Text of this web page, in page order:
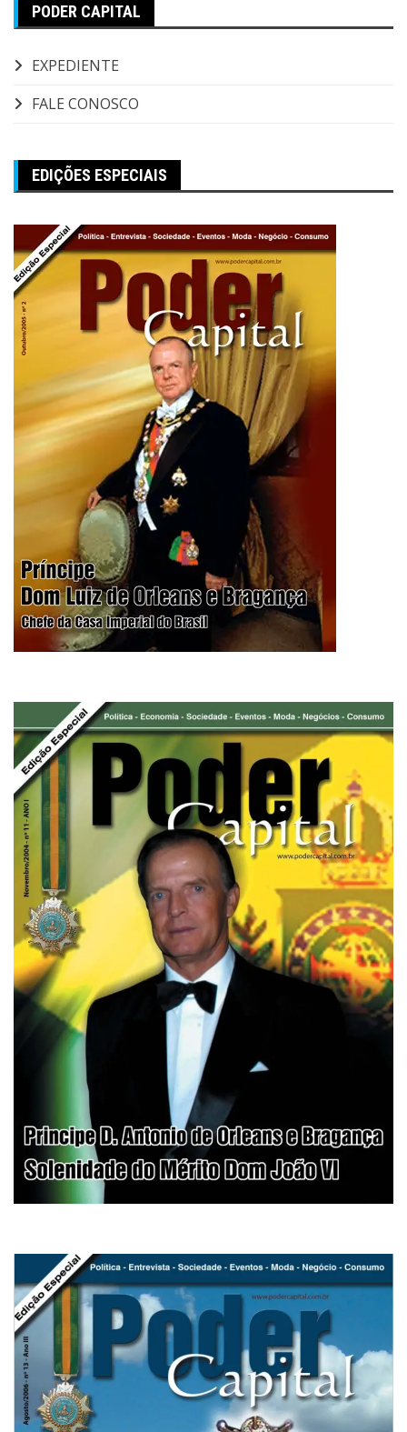
PODER CAPITAL
EXPEDIENTE
FALE CONOSCO
EDIÇÕES ESPECIAIS